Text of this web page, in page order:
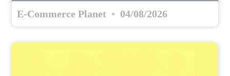
E-Commerce Planet 04/08/2026